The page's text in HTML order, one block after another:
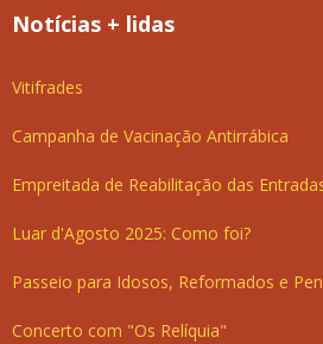
Notícias + lidas
Vitifrades
Campanha de Vacinação Antirrábica
Empreitada de Reabilitação das
Luar d'Agosto 2025: Como foi?
Passeio para Idosos, Reformados e
Concerto com "Os Relíquia"